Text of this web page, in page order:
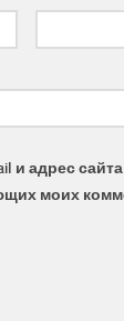
и адрес
моих